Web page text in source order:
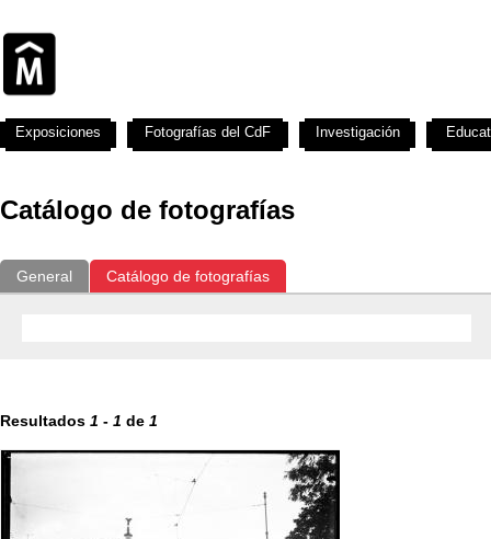
Catálogo de fotografías
General Catálogo de fotografías
Resultados 1 - 1 de 1
Exposiciones Fotografías del CdF Investigación